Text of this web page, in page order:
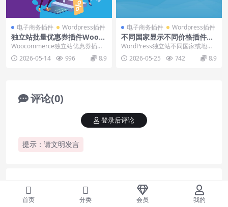
电子商务插件 Wordpress插件
独立站批量优惠券插件Wooco
mmerce Smart Coupons下
Woocommerce独立站优惠券插件S
mart Coupons，快速制作漂亮的...
2026-05-14 996 8.9
电子商务插件 Wordpress插件
不同国家显示不同价格插件Pri
ce Based on Country下载使
WordPress独立站不同国家或地区
显示设置不同的价格插件：Price B
as...2026-05-25 742 8.9
评论(0)
提示：请文明发言
登录后评论
这个教程有用吗？
首页 分类 会员 我的